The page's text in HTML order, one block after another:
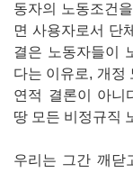
동자의 노동조건
면 사용자로서 단
결은 노동자들이
다는 이유로, 개정
연적 결론이 아니
땅 모든 비정규직
우리는 그간 깨닫